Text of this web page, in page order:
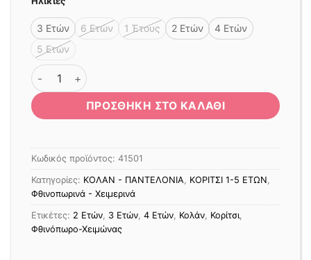
3 Ετών 6 Ετών 1 Έτους 2 Ετών
4 Ετών
5 Ετών
ΚΟΛΑΝ RAINBOW ΦΟΥΤΕΡ ΛΥΚΡΑ ΤΥΠΟΣ ποσότητα
ΠΡΟΣΘΉΚΗ ΣΤΟ ΚΑΛΆΘΙ
Κωδικός προϊόντος: 41501
Κατηγορίες: ΚΟΛΑΝ - ΠΑΝΤΕΛΟΝΙΑ ΚΟΡΙΤΣΙ 1-5 ΕΤΩΝ
Φθινοπωρινά - Χειμερινά
Ετικέτες: 2 Ετών 3 Ετών 4 Ετών Κολάν Κορίτσι
Φθινόπωρο-Χειμώνας